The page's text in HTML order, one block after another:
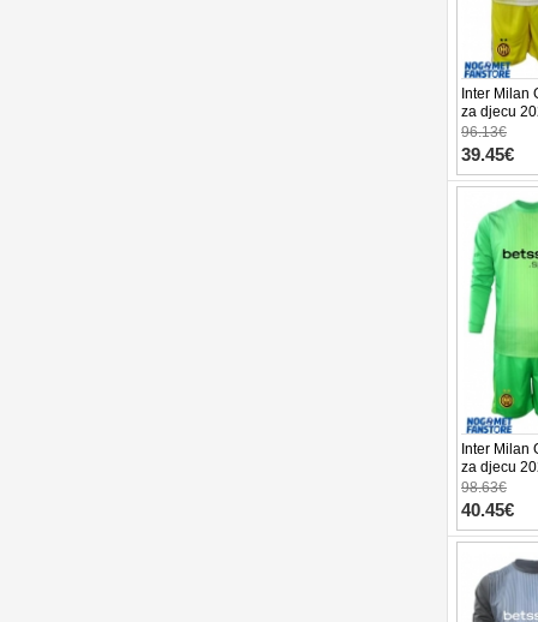
Inter Milan
za djecu
Kratke hlače)
96.13€
39.45€
Inter Milan
za djecu
Kratke hlače)
98.63€
40.45€